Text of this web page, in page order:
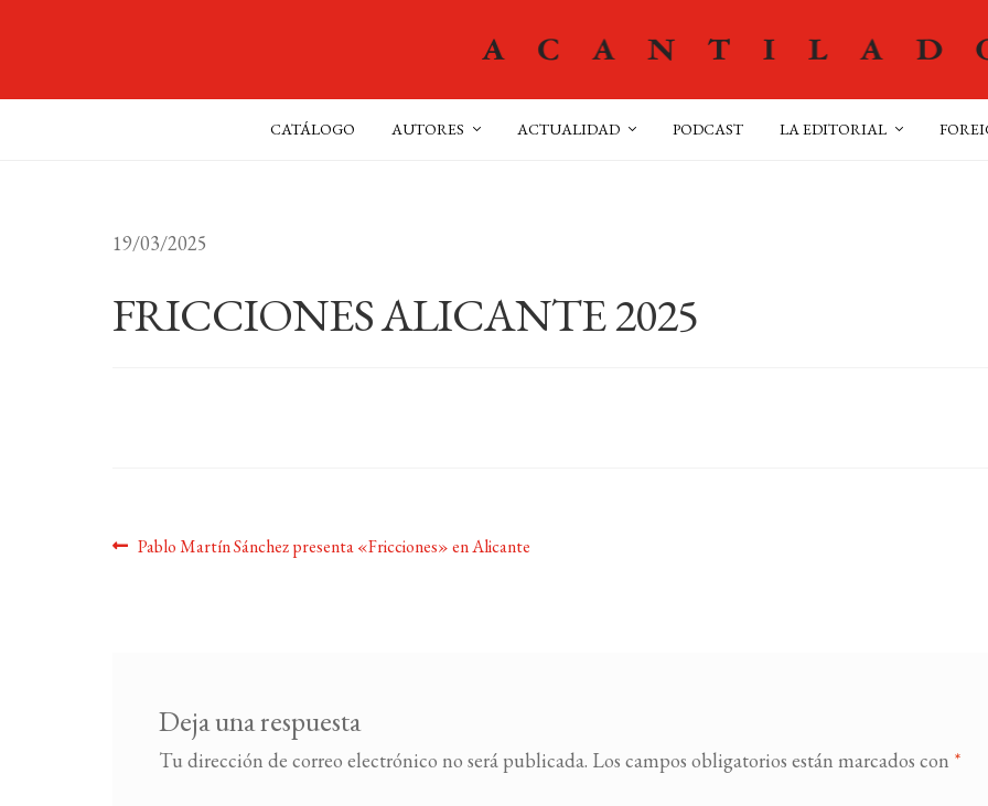
CATÁLOGO AUTORES ACTUALIDAD PODCAST LA EDITORIAL
19/03/2025
FRICCIONES ALICANTE 2025
Navegación
Anterior:
Pablo Martín Sánchez presenta «Fricciones» en Alicante
Deja una respuesta
Tu dirección de correo electrónico no será publicada. Los campos obligatorios están marcados con *